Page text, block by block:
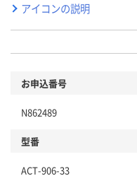
アイコンの説明
お申込番号
N862489
型番
ACT-906-33